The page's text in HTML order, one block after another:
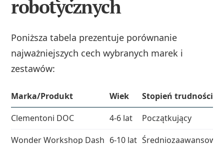
robotycznych
Poniższa tabela prezentuje porównanie
najważniejszych cech wybranych marek i
zestawów:
Marka/Produkt Wiek
Stopień trudności
Clementoni DOC
4-6 lat
Początkujący
Wonder Workshop Dash 6-10 lat